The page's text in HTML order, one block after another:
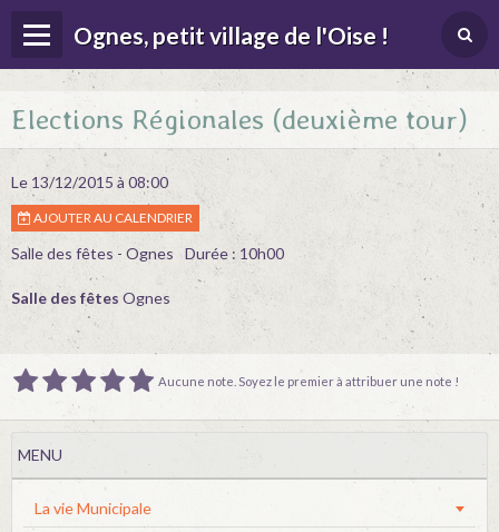
Ognes, petit village de l'Oise !
Page d'accueil
Menu
Contact
Album
Actualités
Location salle des fêtes
Elections Régionales (deuxième tour)
Le 13/12/2015 à 08:00
AJOUTER AU CALENDRIER
Salle des fêtes - Ognes Durée : 10h00
Salle des fêtes Ognes
Aucune note. Soyez le premier à attribuer une note !
MENU
La vie Municipale